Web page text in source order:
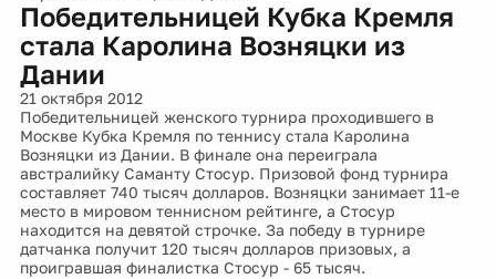
Победительницей Кубка Кремля
стала Каролина Возняцки из
Дании
21 октября 2012
Победительницей женского турнира проходившего в
Москве Кубка Кремля по теннису стала Каролина
Возняцки из Дании. В финале она переиграла
австралийку Саманту Стосур. Призовой фонд турнира
составляет 740 тысяч долларов. Возняцки занимает 11-е
место в мировом теннисном рейтинге, а Стосур
находится на девятой строчке. За победу в турнире
датчанка получит 120 тысяч долларов призовых, а
проигравшая финалистка Стосур - 65 тысяч.